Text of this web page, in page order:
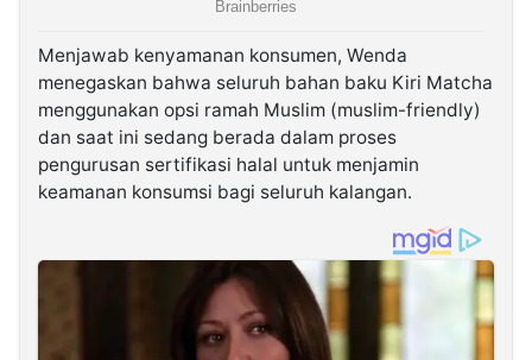
Menjawab kenyamanan konsumen, Wenda
menegaskan bahwa seluruh bahan baku Kiri Matcha
menggunakan opsi ramah Muslim (muslim-friendly)
dan saat ini sedang berada dalam proses
pengurusan sertifikasi halal untuk menjamin
keamanan konsumsi bagi seluruh kalangan.